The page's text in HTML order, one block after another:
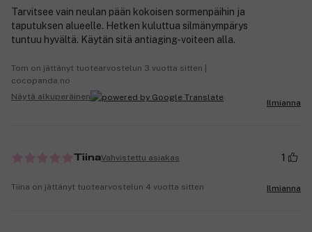
Tarvitsee vain neulan pään kokoisen sormenpäihin ja
taputuksen alueelle. Hetken kuluttua silmänympärys
tuntuu hyvältä. Käytän sitä antiaging-voiteen alla.
Tom on jättänyt tuotearvostelun 3 vuotta sitten |
cocopanda.no
Näytä alkuperäinen
Ilmianna
TiinaVahvistettu asiakas 1
Tiina on jättänyt tuotearvostelun 4 vuotta sitten Ilmianna